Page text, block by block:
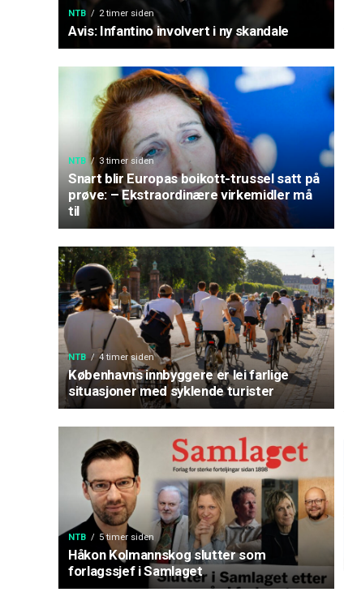
NTB 2 timer siden
Avis: Infantino involvert i ny skandale
NTB 3 timer siden
Snart blir Europas boikott-trussel satt på
prøve: – Ekstraordinære virkemidler må
til
NTB 4 timer siden
Københavns innbyggere er lei farlige
situasjoner med syklende turister
NTB 5 timer siden
Håkon Kolmannskog slutter som
forlagssjef i Samlaget